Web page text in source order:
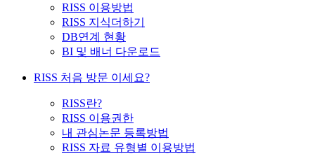
RISS 이용방법
RISS 지식더하기
DB연계 현황
BI 및 배너 다운로드
RISS 처음 방문 이세요?
RISS란?
RISS 이용권한
내 관심논문 등록방법
RISS 자료 유형별 이용방법